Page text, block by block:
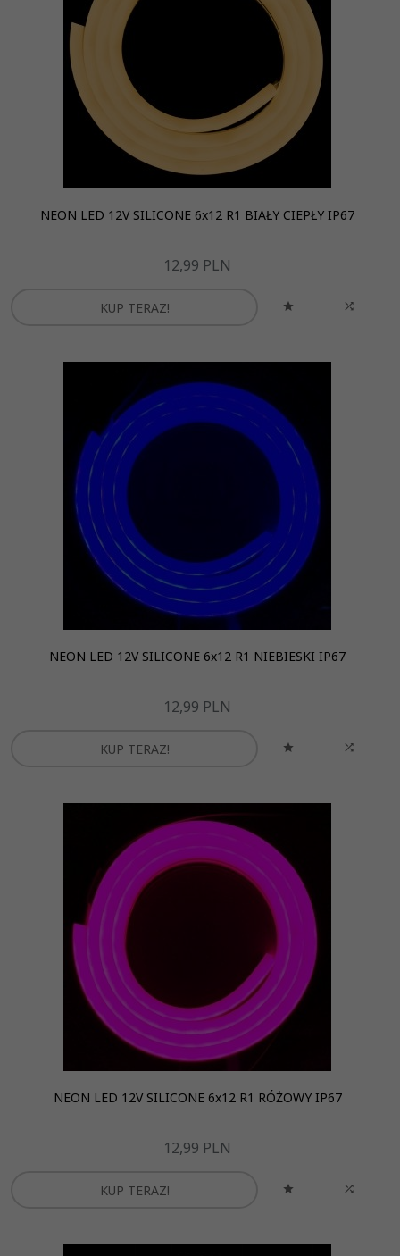
NEON LED 12V SILICONE 6x12 R1 BIAŁY CIEPŁY IP67
12,99 PLN
KUP TERAZ!
NEON LED 12V SILICONE 6x12 R1 NIEBIESKI IP67
12,99 PLN
KUP TERAZ!
NEON LED 12V SILICONE 6x12 R1 RÓŻOWY IP67
12,99 PLN
KUP TERAZ!